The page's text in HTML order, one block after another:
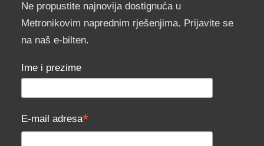
Ne propustite najnovija dostignuća u
Metronikovim naprednim rješenjima. Prijavite se
na naš e-bilten.
Ime i prezime
E-mail adresa*